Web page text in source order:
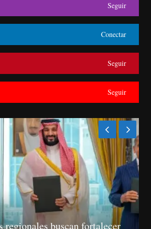
Seguir
Conectar
Seguir
Seguir
regionales buscan fortalecer